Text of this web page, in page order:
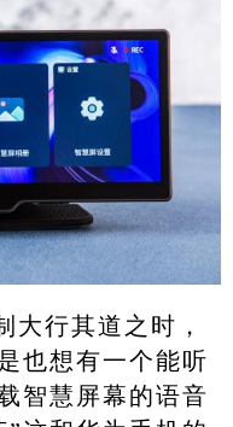
大行其道之时，
也想有一个能听
智慧屏幕的语音